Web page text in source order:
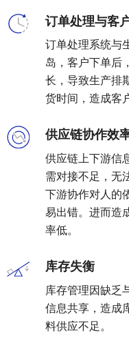
于
导
体
能
源
行
业
物
流
行
业
保
险
行
业
通
用
解
决
订单处理与客
订单处理系统与
岛，客户下单后
长，导致生产排
货时间，造成客
供应链协作效
供应链上下游信
需对接不足，无
下游协作对人的
易出错。进而造
率低。
库存失衡
库存管理因缺乏
信息共享，造成
料供应不足。